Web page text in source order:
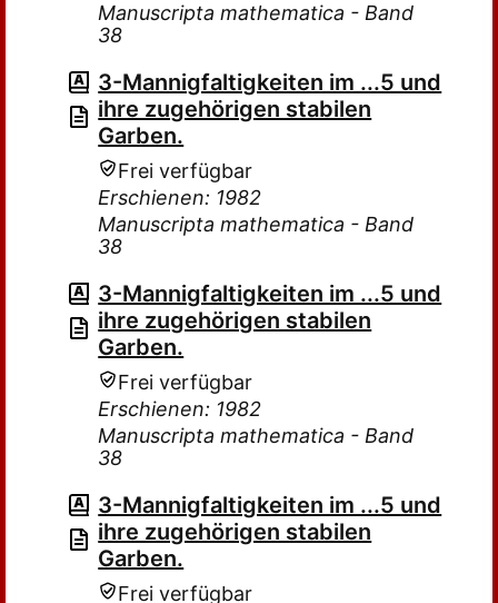
Manuscripta mathematica - Band
38
3-Mannigfaltigkeiten im ...5 und
ihre zugehörigen stabilen
Garben.
Frei verfügbar
Erschienen: 1982
Manuscripta mathematica - Band
38
3-Mannigfaltigkeiten im ...5 und
ihre zugehörigen stabilen
Garben.
Frei verfügbar
Erschienen: 1982
Manuscripta mathematica - Band
38
3-Mannigfaltigkeiten im ...5 und
ihre zugehörigen stabilen
Garben.
Frei verfügbar